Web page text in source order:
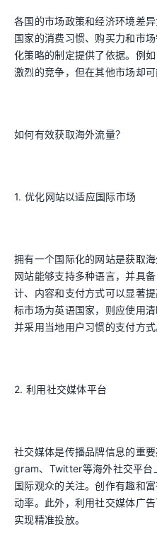
各国的市场政策和经济环境差
国家的消费习惯、购买力和市
化策略的制定提供了依据。例
激烈的竞争，但在其他市场却可
如何有效获取海外流量？
1. 优化网站以适应国际市场
拥有一个国际化的网站是获取
网站能够支持多种语言，并具
计、内容和支付方式可以显著
标市场为英语国家，则应使用
并采用当地用户习惯的支付方式
2. 利用社交媒体平台
社交媒体是传播品牌信息的重
gram、Twitter等海外社交平台
国际观众的关注。创作有趣和
动率。此外，利用社交媒体广
实现精准投放。